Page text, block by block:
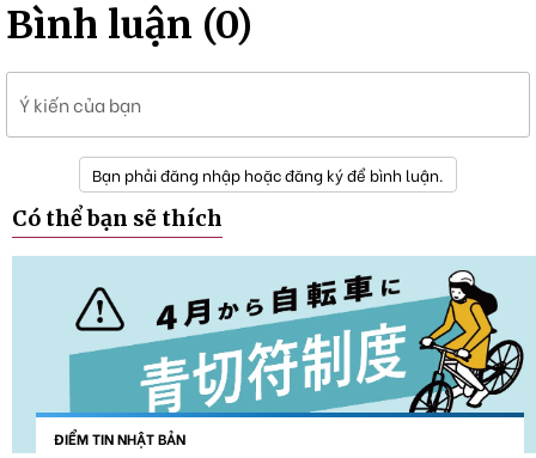
Bình luận (0)
Ý kiến của bạn
Bạn phải đăng nhập hoặc đăng ký để bình luận.
Có thể bạn sẽ thích
ĐIỂM TIN NHẬT BẢN